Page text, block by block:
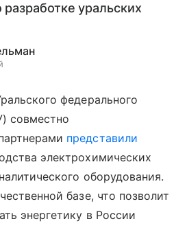
уральских
федерального
совместно
представили
электрохимических
оборудования.
базе, что позволит
энергетику в России